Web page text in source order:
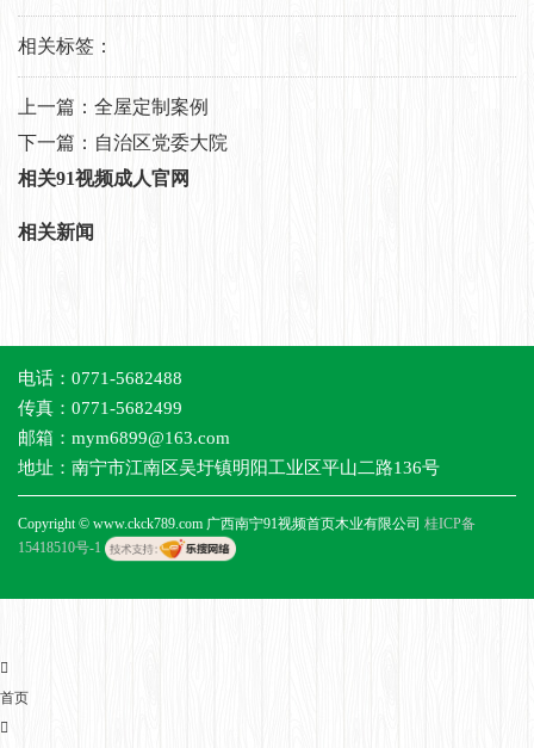
相关标签：
上一篇： 全屋定制案例
下一篇： 自治区党委大院
相关91视频成人官网
相关新闻
电话：0771-5682488
传真：0771-5682499
邮箱：mym6899@163.com
地址：南宁市江南区吴圩镇明阳工业区平山二路136号
Copyright © www.ckck789.com 广西南宁91视频首页木业有限公司 桂ICP备
15418510号-1
首页